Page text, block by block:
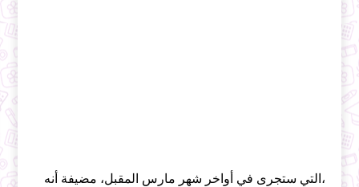
،التي ستجرى في أواخر شهر مارس المقبل، مضيفة أنه